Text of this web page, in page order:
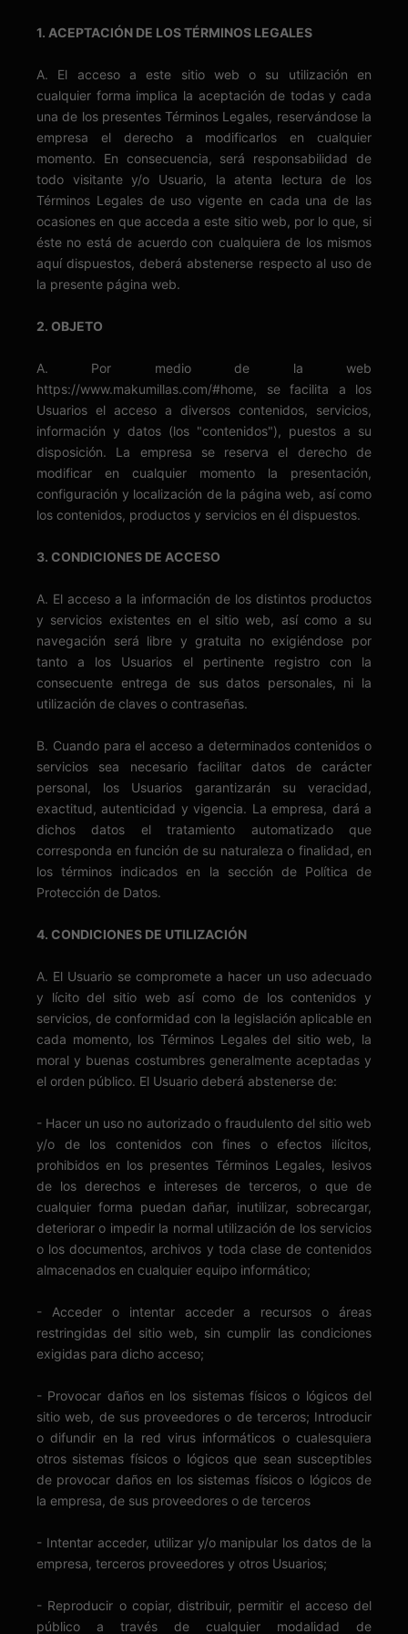
1. ACEPTACIÓN DE LOS TÉRMINOS LEGALES
A. El acceso a este sitio web o su utilización en
cualquier forma implica la aceptación de todas y cada
una de los presentes Términos Legales, reservándose la
empresa el derecho a modificarlos en cualquier
momento. En consecuencia, será responsabilidad de
todo visitante y/o Usuario, la atenta lectura de los
Términos Legales de uso vigente en cada una de las
ocasiones en que acceda a este sitio web, por lo que, si
éste no está de acuerdo con cualquiera de los mismos
aquí dispuestos, deberá abstenerse respecto al uso de
la presente página web.
2. OBJETO
A. Por medio de la web
https://www.makumillas.com/#home, se facilita a los
Usuarios el acceso a diversos contenidos, servicios,
información y datos (los "contenidos"), puestos a su
disposición. La empresa se reserva el derecho de
modificar en cualquier momento la presentación,
configuración y localización de la página web, así como
los contenidos, productos y servicios en él dispuestos.
3. CONDICIONES DE ACCESO
A. El acceso a la información de los distintos productos
y servicios existentes en el sitio web, así como a su
navegación será libre y gratuita no exigiéndose por
tanto a los Usuarios el pertinente registro con la
consecuente entrega de sus datos personales, ni la
utilización de claves o contraseñas.
B. Cuando para el acceso a determinados contenidos o
servicios sea necesario facilitar datos de carácter
personal, los Usuarios garantizarán su veracidad,
exactitud, autenticidad y vigencia. La empresa, dará a
dichos datos el tratamiento automatizado que
corresponda en función de su naturaleza o finalidad, en
los términos indicados en la sección de Política de
Protección de Datos.
4. CONDICIONES DE UTILIZACIÓN
A. El Usuario se compromete a hacer un uso adecuado
y lícito del sitio web así como de los contenidos y
servicios, de conformidad con la legislación aplicable en
cada momento, los Términos Legales del sitio web, la
moral y buenas costumbres generalmente aceptadas y
el orden público. El Usuario deberá abstenerse de:
- Hacer un uso no autorizado o fraudulento del sitio web
y/o de los contenidos con fines o efectos ilícitos,
prohibidos en los presentes Términos Legales, lesivos
de los derechos e intereses de terceros, o que de
cualquier forma puedan dañar, inutilizar, sobrecargar,
deteriorar o impedir la normal utilización de los servicios
o los documentos, archivos y toda clase de contenidos
almacenados en cualquier equipo informático;
- Acceder o intentar acceder a recursos o áreas
restringidas del sitio web, sin cumplir las condiciones
exigidas para dicho acceso;
- Provocar daños en los sistemas físicos o lógicos del
sitio web, de sus proveedores o de terceros; Introducir
o difundir en la red virus informáticos o cualesquiera
otros sistemas físicos o lógicos que sean susceptibles
de provocar daños en los sistemas físicos o lógicos de
la empresa, de sus proveedores o de terceros
- Intentar acceder, utilizar y/o manipular los datos de la
empresa, terceros proveedores y otros Usuarios;
- Reproducir o copiar, distribuir, permitir el acceso del
público a través de cualquier modalidad de